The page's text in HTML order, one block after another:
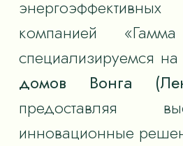
компанией
специализируемся на
домов Вонга
предоставляя
инновационные